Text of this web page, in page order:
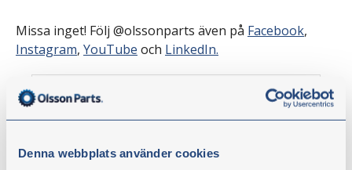
Denna webbplats använder cookies
Missa inget! Följ @olssonparts även på Facebook,
Instagram, YouTube och LinkedIn.